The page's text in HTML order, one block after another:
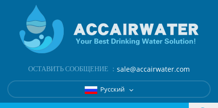
ОСТАВИТЬ СООБЩЕНИЕ ： sale@accairwater.com
Русский